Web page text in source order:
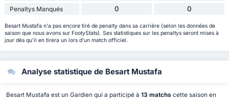
Penaltys Manqués 0 0
Besart Mustafa n'a pas encore tiré de penalty dans sa carrière (selon les données de
saison que nous avons sur FootyStats). Ses statistiques sur les penaltys seront mises à
jour dès qu'il en tirera un lors d'un match officiel.
Analyse statistique de Besart Mustafa
Besart Mustafa est un Gardien qui a participé à 13 matchs cette saison en